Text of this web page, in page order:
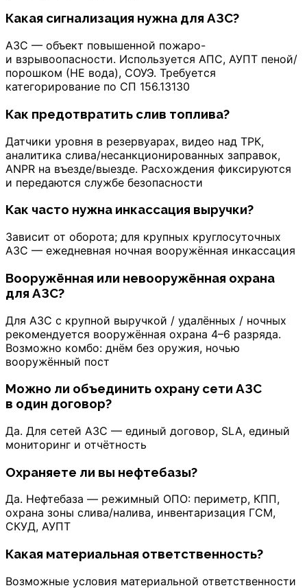
Какая сигнализация нужна для АЗС?
АЗС — объект повышенной пожаро-
и взрывоопасности. Используется АПС, АУПТ пеной/
порошком (НЕ вода), СОУЭ. Требуется
категорирование по СП 156.13130
Как предотвратить слив топлива?
Датчики уровня в резервуарах, видео над ТРК,
аналитика слива/несанкционированных заправок,
ANPR на въезде/выезде. Расхождения фиксируются
и передаются службе безопасности
Как часто нужна инкассация выручки?
Зависит от оборота; для крупных круглосуточных
АЗС — ежедневная ночная вооружённая инкассация
Вооружённая или невооружённая охрана
для АЗС?
Для АЗС с крупной выручкой / удалённых / ночных
рекомендуется вооружённая охрана 4–6 разряда.
Возможно комбо: днём без оружия, ночью
вооружённый пост
Можно ли объединить охрану сети АЗС
в один договор?
Да. Для сетей АЗС — единый договор, SLA, единый
мониторинг и отчётность
Охраняете ли вы нефтебазы?
Да. Нефтебаза — режимный ОПО: периметр, КПП,
охрана зоны слива/налива, инвентаризация ГСМ,
СКУД, АУПТ
Какая материальная ответственность?
Возможные условия материальной ответственности